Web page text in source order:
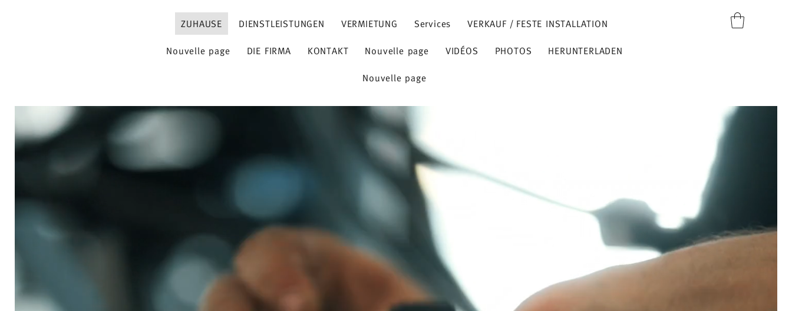
ZUHAUSE DIENSTLEISTUNGEN VERMIETUNG Services VERKAUF / FESTE INSTALLATION
Nouvelle page DIE FIRMA KONTAKT Nouvelle page VIDÉOS PHOTOS HERUNTERLADEN
Nouvelle page